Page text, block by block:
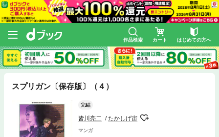
作品検索 カート はじめての方へ
スプリガン〔保存版〕（４）
完結
皆川亮二 たかしげ宙
マンガ